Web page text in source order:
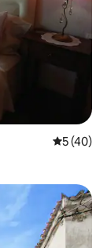
5 de uma
5 (40)